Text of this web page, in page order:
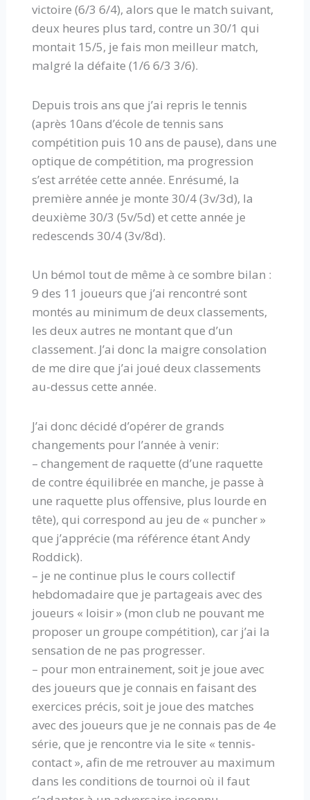
victoire (6/3 6/4), alors que le match suivant,
deux heures plus tard, contre un 30/1 qui
montait 15/5, je fais mon meilleur match,
malgré la défaite (1/6 6/3 3/6).
Depuis trois ans que j’ai repris le tennis
(après 10ans d’école de tennis sans
compétition puis 10 ans de pause), dans une
optique de compétition, ma progression
s’est arrétée cette année. Enrésumé, la
première année je monte 30/4 (3v/3d), la
deuxième 30/3 (5v/5d) et cette année je
redescends 30/4 (3v/8d).
Un bémol tout de même à ce sombre bilan :
9 des 11 joueurs que j’ai rencontré sont
montés au minimum de deux classements,
les deux autres ne montant que d’un
classement. J’ai donc la maigre consolation
de me dire que j’ai joué deux classements
au-dessus cette année.
J’ai donc décidé d’opérer de grands
changements pour l’année à venir:
– changement de raquette (d’une raquette
de contre équilibrée en manche, je passe à
une raquette plus offensive, plus lourde en
tête), qui correspond au jeu de « puncher »
que j’apprécie (ma référence étant Andy
Roddick).
– je ne continue plus le cours collectif
hebdomadaire que je partageais avec des
joueurs « loisir » (mon club ne pouvant me
proposer un groupe compétition), car j’ai la
sensation de ne pas progresser.
– pour mon entrainement, soit je joue avec
des joueurs que je connais en faisant des
exercices précis, soit je joue des matches
avec des joueurs que je ne connais pas de 4e
série, que je rencontre via le site « tennis-
contact », afin de me retrouver au maximum
dans les conditions de tournoi où il faut